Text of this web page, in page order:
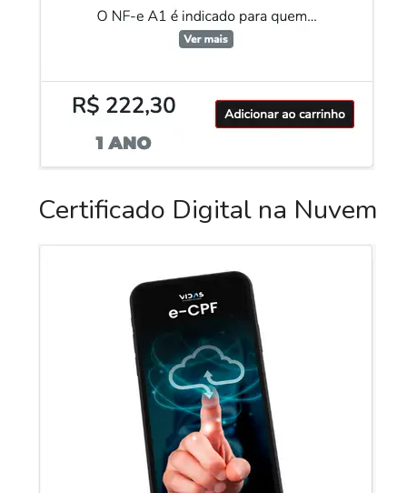
Certificado Digital na Nuvem